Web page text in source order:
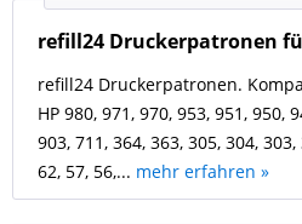
refill24 Druckerpatronen
refill24 Druckerpatronen.
HP 980, 971, 970, 953, 951, 950,
903, 711, 364, 363, 305, 304,
62, 57, 56,... mehr erfahren »